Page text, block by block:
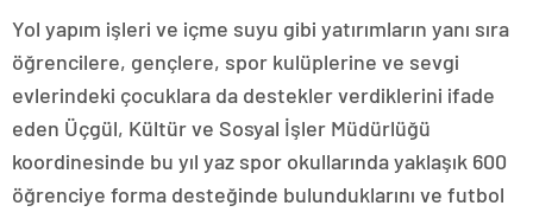
Yol yapım işleri ve içme suyu gibi yatırımların yanı sıra
öğrencilere, gençlere, spor kulüplerine ve sevgi
evlerindeki çocuklara da destekler verdiklerini ifade
eden Üçgül, Kültür ve Sosyal İşler Müdürlüğü
koordinesinde bu yıl yaz spor okullarında yaklaşık 600
öğrenciye forma desteğinde bulunduklarını ve futbol